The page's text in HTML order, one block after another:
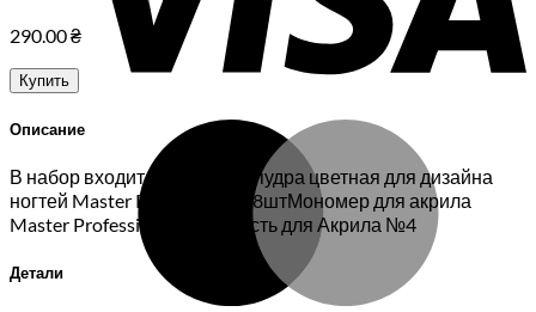
290.00₴
Купить
Описание
В набор входит: Акриловая пудра цветная для дизайна
ногтей Master Professional,18штМономер для акрила
Master Professional, 30млКисть для Акрила №4
Детали